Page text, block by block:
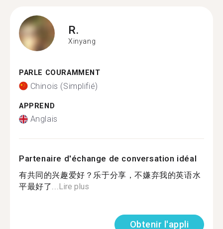
R.
Xinyang
PARLE COURAMMENT
Chinois (Simplifié)
APPREND
Anglais
Partenaire d'échange de conversation idéal
有共同的兴趣爱好？乐于分享，不嫌弃我的英语水
平最好了...Lire plus
Obtenir l'appli